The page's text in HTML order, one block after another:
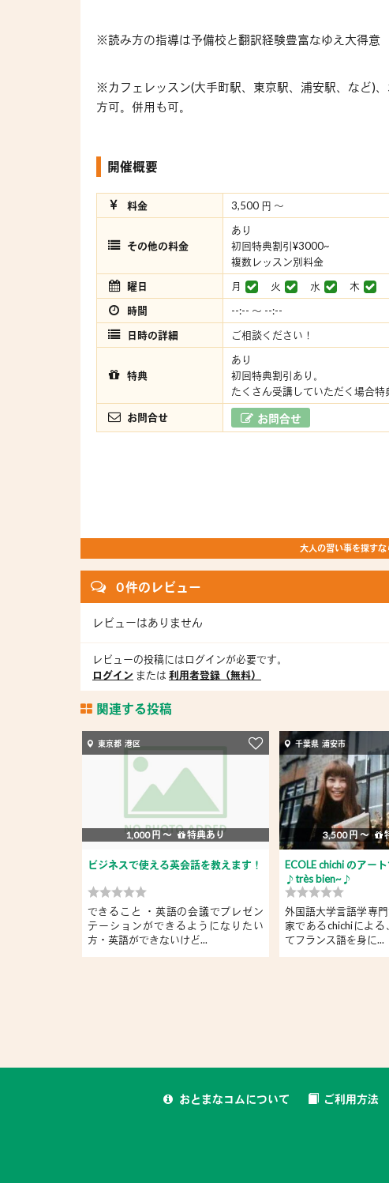
※読み方の指導は予備校と翻訳経験豊富なゆえ大得意
※カフェレッスン(大手町駅、東京駅、浦安駅、など)
方可。併用も可。
開催概要
料金 3,500 円 〜
その他の料金
あり
初回特典割引¥3000~
複数レッスン別料金
曜日
月 火 水 木
時間
--:-- 〜 --:--
日時の詳細
ご相談ください！
特典
あり
初回特典割引あり。
たくさん受講していただく場合特
お問合せ お問合せ
大人の習い事を探すな
0 件のレビュー
レビューはありません
レビューの投稿にはログインが必要です。
ログイン または 利用者登録（無料）
関連する投稿
東京都 港区
1,000 円 〜 特典あり
ビジネスで使える英会話を教えます！
できること ・英語の会議でプレゼン
テーションができるようになりたい
方・英語ができないけど...
千葉県 浦安市
3,500 円 〜
ECOLE chichi のアー
♪très bien~♪
外国語大学言語学専
家であるchichiによ
てフランス語を身に...
おとまなコムについて ご利用方法